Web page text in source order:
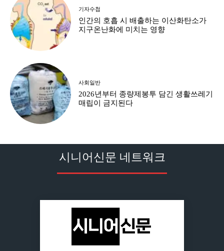
기자수첩
인간의 호흡 시 배출하는 이산화탄소가
지구온난화에 미치는 영향
사회일반
2026년부터 종량제봉투 담긴 생활쓰레기
매립이 금지된다
시니어신문 네트워크